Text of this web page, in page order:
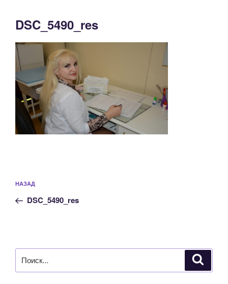
DSC_5490_res
по
записям
Предыдущая
запись:
НАЗАД
DSC_5490_res